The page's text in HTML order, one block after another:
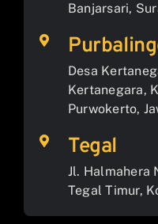
Banjarsari,
Desa
Kertanegara,
Purwokerto,
Tegal
Jl. Halmahera
Tegal Timur,